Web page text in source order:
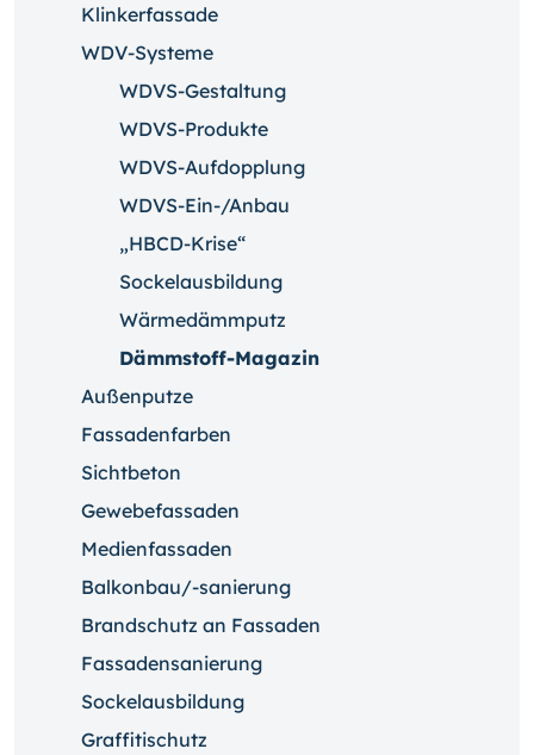
Klinkerfassade
WDV-Systeme
WDVS-Gestaltung
WDVS-Produkte
WDVS-Aufdopplung
WDVS-Ein-/Anbau
„HBCD-Krise“
Sockelausbildung
Wärmedämmputz
Dämmstoff-Magazin
Außenputze
Fassadenfarben
Sichtbeton
Gewebefassaden
Medienfassaden
Balkonbau/-sanierung
Brandschutz an Fassaden
Fassadensanierung
Sockelausbildung
Graffitischutz